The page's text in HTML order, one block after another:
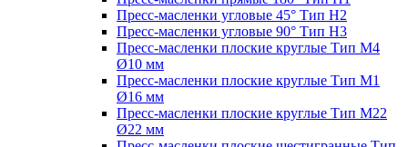
Пресс-масленки угловые 45° Тип H2
Пресс-масленки угловые 90° Тип H3
Пресс-масленки плоские круглые Тип M4
Ø10 мм
Пресс-масленки плоские круглые Тип M1
Ø16 мм
Пресс-масленки плоские круглые Тип M22
Ø22 мм